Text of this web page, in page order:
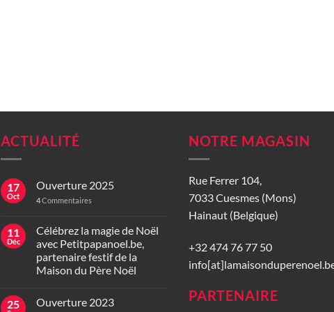
ACTUALITÉ
17
Oct
Ouverture 2025
4Commentaires
11
Déc
Célébrez la magie de Noël
avec Petitpapanoel.be,
partenaire festif de la
Maison du Père Noël
25 Ouverture 2023
NOTRE MAGASIN
Rue Ferrer 104,
7033 Cuesmes (Mons)
Hainaut (Belgique)
+32 474 76 77 50
PARTENAIRE